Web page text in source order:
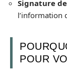
Signature
l’information
POUR